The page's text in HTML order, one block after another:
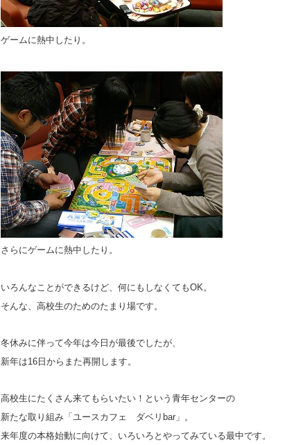
ゲームに熱中したり。
さらにゲームに熱中したり。
いろんなことができるけど、何にもしなくてもOK。
そんな、高校生のためのたまり場です。
冬休みに伴って今年は今日が最後でしたが、
新年は16日からまた再開します。
高校生にたくさん来てもらいたい！という青年センターの
新たな取り組み「ユースカフェ ダベリbar」。
来年度の本格始動に向けて、いろいろとやってみている最中です。